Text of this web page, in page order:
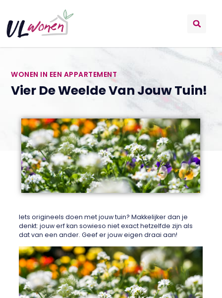
WONEN IN EEN APPARTEMENT
Vier De Weelde Van Jouw Tuin!
Iets origineels doen met jouw tuin? Makkelijker dan je
denkt: jouw erf kan sowieso niet exact hetzelfde zijn als
dat van een ander. Geef er jouw eigen draai aan!